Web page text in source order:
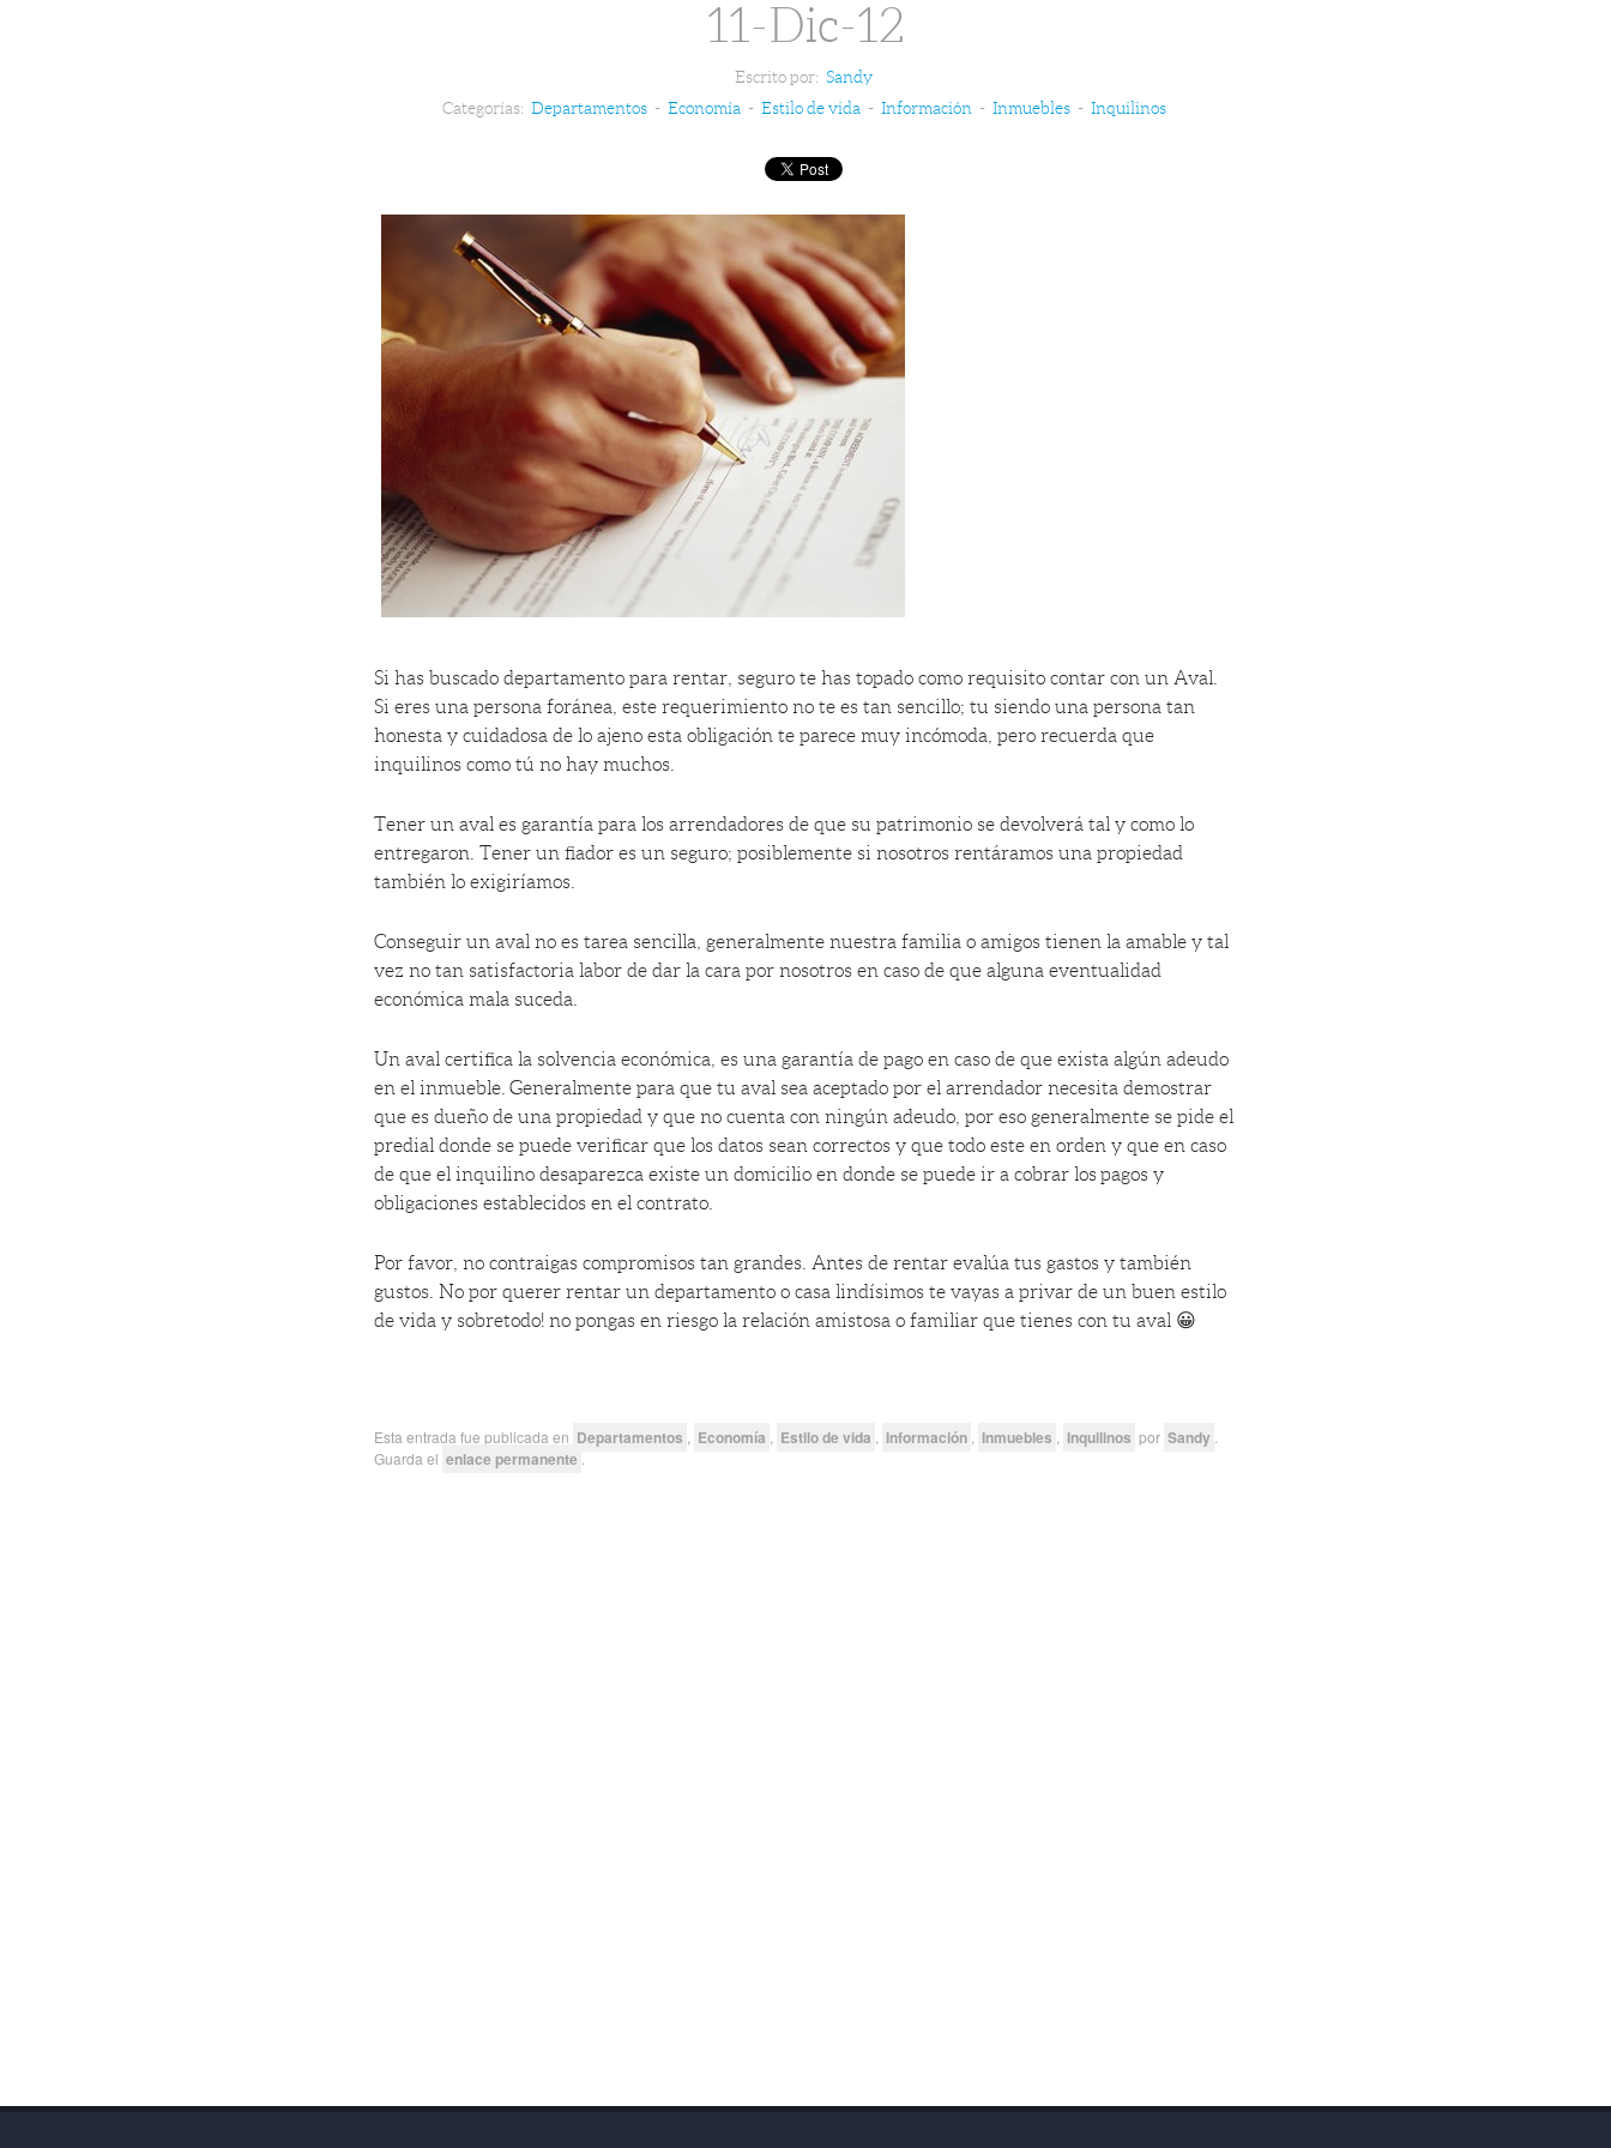
11-Dic-12
Escrito por: Sandy
Categorías: Departamentos - Economía - Estilo de vida - Información - Inmuebles - Inquilinos
Si has buscado departamento para rentar, seguro te has topado como requisito contar con un Aval.
Si eres una persona foránea, este requerimiento no te es tan sencillo; tu siendo una persona tan
honesta y cuidadosa de lo ajeno esta obligación te parece muy incómoda, pero recuerda que
inquilinos como tú no hay muchos.
Tener un aval es garantía para los arrendadores de que su patrimonio se devolverá tal y como lo
entregaron. Tener un fiador es un seguro; posiblemente si nosotros rentáramos una propiedad
también lo exigiríamos.
Conseguir un aval no es tarea sencilla, generalmente nuestra familia o amigos tienen la amable y tal
vez no tan satisfactoria labor de dar la cara por nosotros en caso de que alguna eventualidad
económica mala suceda.
Un aval certifica la solvencia económica, es una garantía de pago en caso de que exista algún adeudo
en el inmueble. Generalmente para que tu aval sea aceptado por el arrendador necesita demostrar
que es dueño de una propiedad y que no cuenta con ningún adeudo, por eso generalmente se pide el
predial donde se puede verificar que los datos sean correctos y que todo este en orden y que en caso
de que el inquilino desaparezca existe un domicilio en donde se puede ir a cobrar los pagos y
obligaciones establecidos en el contrato.
Por favor, no contraigas compromisos tan grandes. Antes de rentar evalúa tus gastos y también
gustos. No por querer rentar un departamento o casa lindísimos te vayas a privar de un buen estilo
de vida y sobretodo! no pongas en riesgo la relación amistosa o familiar que tienes con tu aval 😀
Esta entrada fue publicada en Departamentos Economía Estilo de vida Información Inmuebles Inquilinos por Sandy
Guarda el enlace permanente